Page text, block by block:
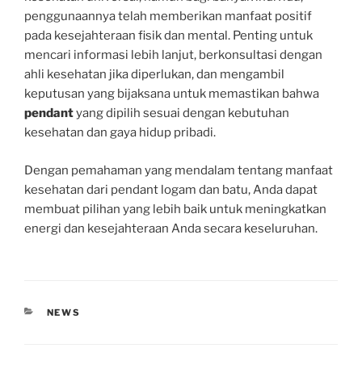
penggunaannya telah memberikan manfaat positif
pada kesejahteraan fisik dan mental. Penting untuk
mencari informasi lebih lanjut, berkonsultasi dengan
ahli kesehatan jika diperlukan, dan mengambil
keputusan yang bijaksana untuk memastikan bahwa
pendantyang dipilih sesuai dengan kebutuhan
kesehatan dan gaya hidup pribadi.
Dengan pemahaman yang mendalam tentang manfaat
kesehatan dari pendant logam dan batu, Anda dapat
membuat pilihan yang lebih baik untuk meningkatkan
energi dan kesejahteraan Anda secara keseluruhan.
CATEGORIES
NEWS